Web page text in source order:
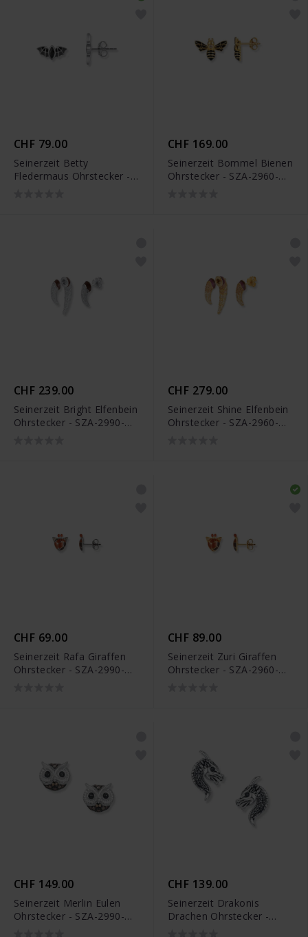
CHF 79.00
Seinerzeit Betty
Fledermaus Ohrstecker -
CHF 169.00
Seinerzeit Bommel Bienen
Ohrstecker - SZA-2960-
CHF 239.00
Seinerzeit Bright Elfenbein
Ohrstecker - SZA-2990-
CHF 279.00
Seinerzeit Shine Elfenbein
Ohrstecker - SZA-2960-
CHF 69.00
Seinerzeit Rafa Giraffen
Ohrstecker - SZA-2990-
CHF 89.00
Seinerzeit Zuri Giraffen
Ohrstecker - SZA-2960-
CHF 149.00
Seinerzeit Merlin Eulen
Ohrstecker - SZA-2990-
CHF 139.00
Seinerzeit Drakonis
Drachen Ohrstecker -